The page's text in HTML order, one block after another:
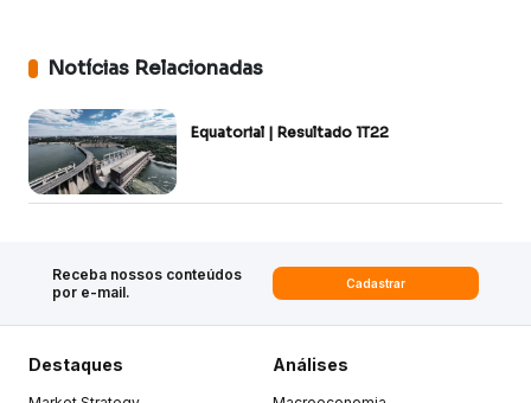
Notícias Relacionadas
Equatorial | Resultado 1T22
Receba nossos conteúdos
por e-mail.
Cadastrar
Destaques Análises